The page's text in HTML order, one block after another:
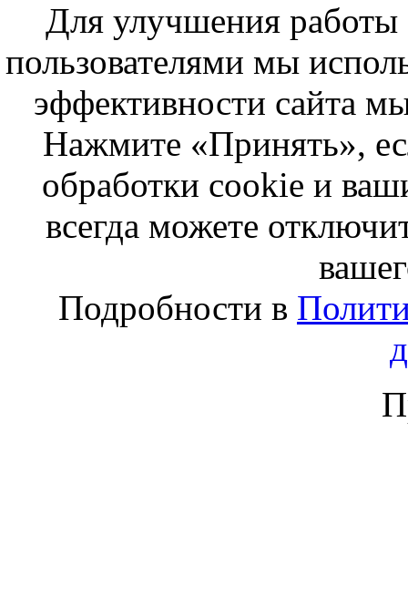
Для улучшения работы
пользователями мы
эффективности сайта
Нажмите «Принять»,
обработки cookie и
всегда можете
Подробности в